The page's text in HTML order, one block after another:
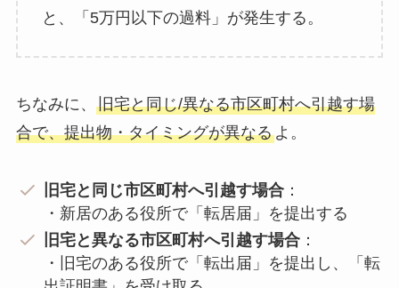
と、「5万円以下の過料」が発生する。
ちなみに、 旧宅と同じ/異なる市区町村へ引越す場
合で、提出物・タイミングが異なるよ。
旧宅と同じ市区町村へ引越す場合 ：
・新居のある役所で「転居届」を提出する
旧宅と異なる市区町村へ引越す場合 ：
・旧宅のある役所で「転出届」を提出し、「転